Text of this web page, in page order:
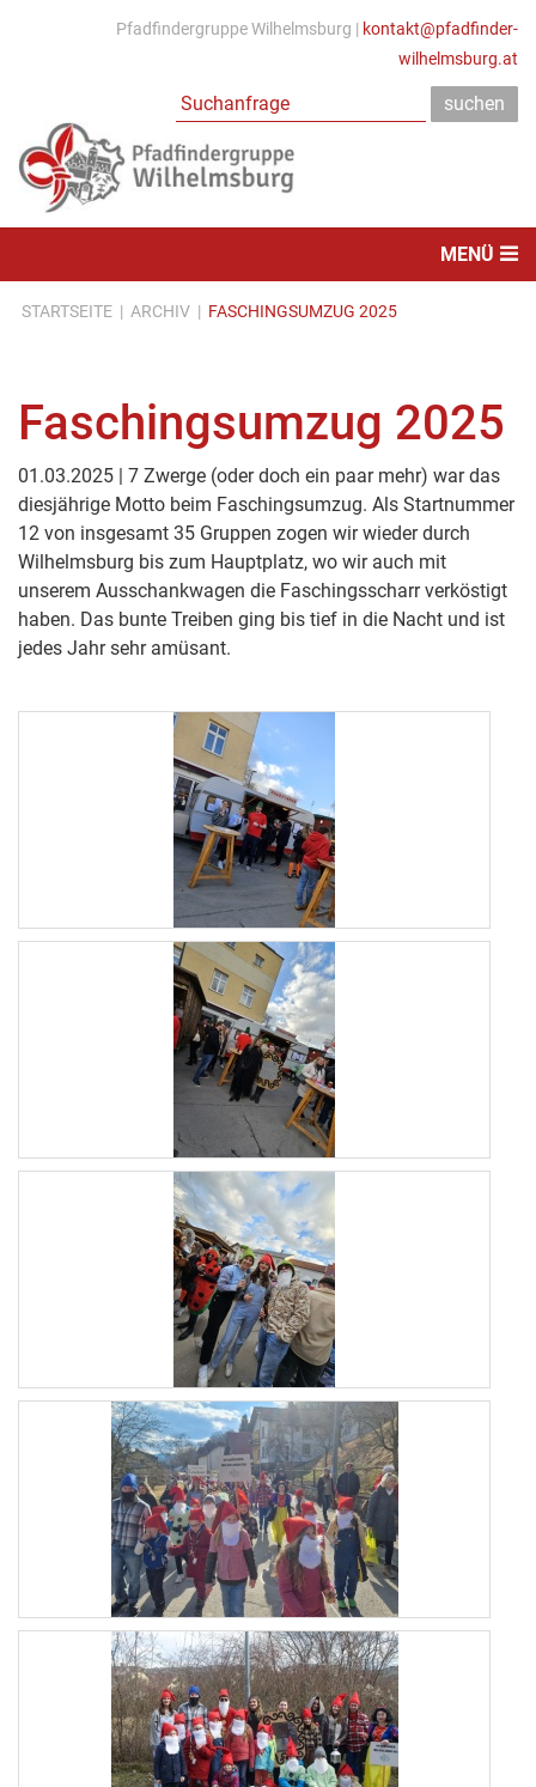
Pfadfindergruppe Wilhelmsburg | kontakt@pfadfinder-
wilhelmsburg.at
MENÜ
STARTSEITE | ARCHIV | FASCHINGSUMZUG 2025
Faschingsumzug 2025
01.03.2025 | 7 Zwerge (oder doch ein paar mehr) war das
diesjährige Motto beim Faschingsumzug. Als Startnummer
12 von insgesamt 35 Gruppen zogen wir wieder durch
Wilhelmsburg bis zum Hauptplatz, wo wir auch mit
unserem Ausschankwagen die Faschingsscharr verköstigt
haben. Das bunte Treiben ging bis tief in die Nacht und ist
jedes Jahr sehr amüsant.